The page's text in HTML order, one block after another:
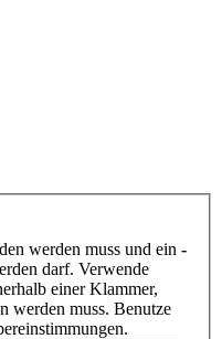
werden muss und ein -
darf. Verwende
einer Klammer,
werden muss. Benutze